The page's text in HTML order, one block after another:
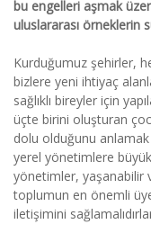
bu engelleri aşmak
uluslararası örneklerin
Kurduğumuz şehirler,
bizlere yeni ihtiyaç
sağlıklı bireyler için
üçte birini oluşturan
dolu olduğunu
yerel yönetimlere
yönetimler, yaşanabilir
toplumun en önemli
iletişimini